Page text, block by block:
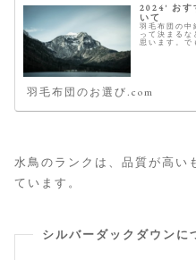
2024' おす
いて
羽毛布団の中
って決まるな
思います。で
羽毛布団のお選び.com
水鳥のランクは、品質が高い
ています。
シルバーダックダウンに